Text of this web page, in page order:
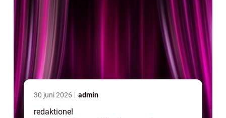
30 juni 2026 admin
redaktionel